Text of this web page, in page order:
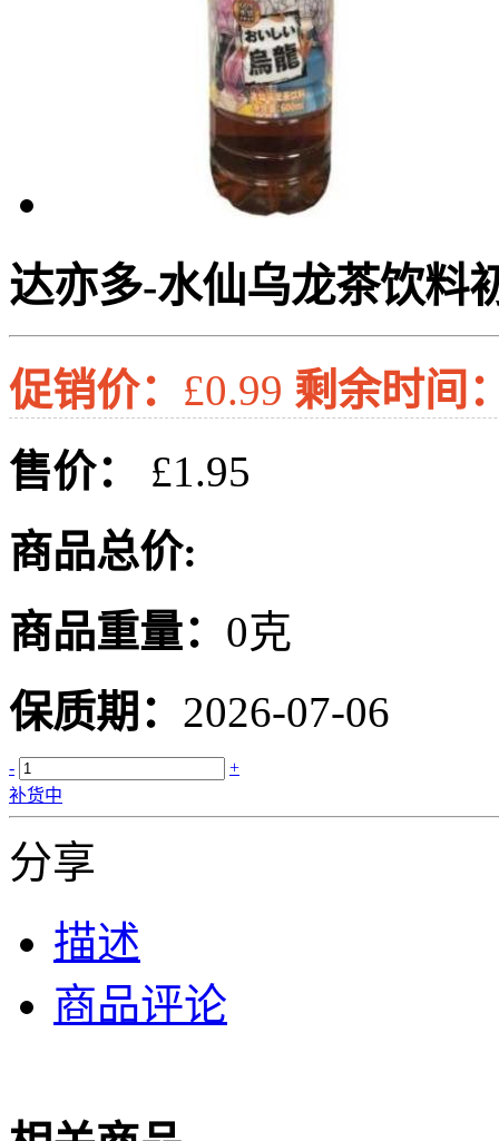
达亦多-水仙乌龙茶饮料
促销价： £0.99 剩余时间
售价：
£1.95
商品总价:
商品重量： 0克
保质期： 2026-07-06
-
+
补货中
分享
描述
商品评论